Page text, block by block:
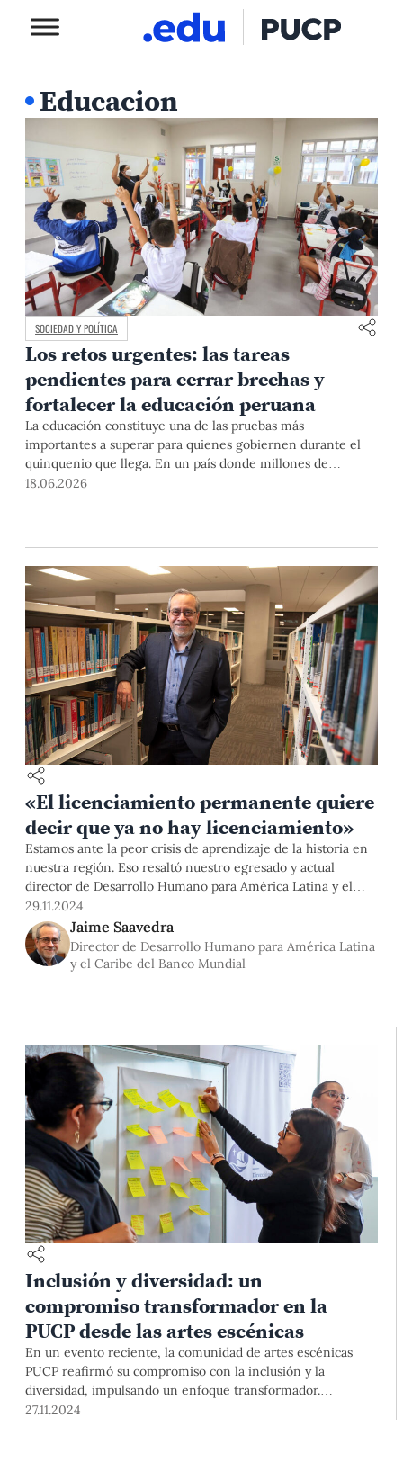
Educacion
SOCIEDAD Y POLÍTICA
Los retos urgentes: las tareas
pendientes para cerrar brechas y
fortalecer la educación peruana
La educación constituye una de las pruebas más
importantes a superar para quienes gobiernen durante el
quinquenio que llega. En un país donde millones de
estudiantes enfrentan enormes desigualdades de acceso,
18.06.2026
«El licenciamiento permanente quiere
decir que ya no hay licenciamiento»
Estamos ante la peor crisis de aprendizaje de la historia en
nuestra región. Eso resaltó nuestro egresado y actual
director de Desarrollo Humano para América Latina y el
Caribe en el Banco Mundial, Dr. Jaime Saavedra, en la
conferencia que brindó en nuestra Facultad de Ciencias
Sociales. El economista da cuenta de las políticas públicas se
deben realizar, en el corto y largo plazo, para mejorar la
29.11.2024
Jaime Saavedra
Director de Desarrollo Humano para América Latina
y el Caribe del Banco Mundial
Inclusión y diversidad: un
compromiso transformador en la
PUCP desde las artes escénicas
En un evento reciente, la comunidad de artes escénicas
PUCP reafirmó su compromiso con la inclusión y la
diversidad, impulsando un enfoque transformador.
"Diversidad e inclusión: reflexiones a partir de la Guía de
27.11.2024